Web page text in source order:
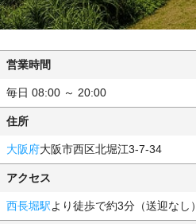
営業時間
毎日 08:00 ～ 20:00
住所
大阪府大阪市西区北堀江3-7-34
アクセス
西長堀駅より徒歩で約3分（送迎なし）